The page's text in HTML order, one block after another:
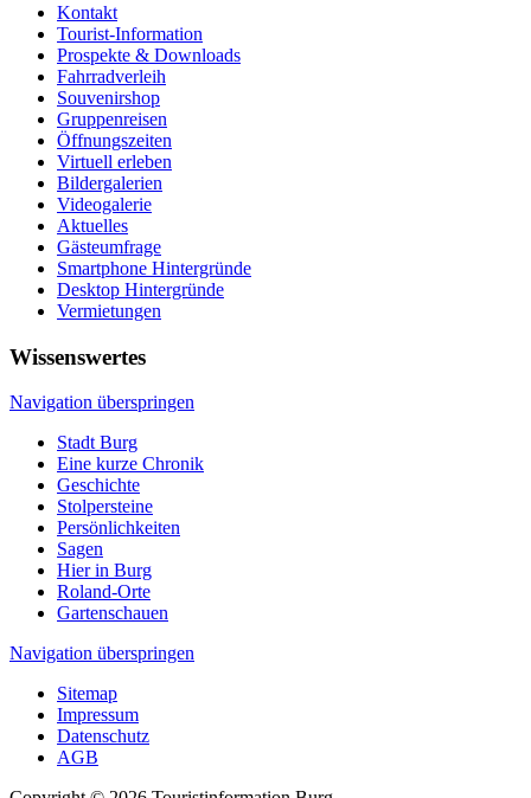
Kontakt
Tourist-Information
Prospekte & Downloads
Fahrradverleih
Souvenirshop
Gruppenreisen
Öffnungszeiten
Virtuell erleben
Bildergalerien
Videogalerie
Aktuelles
Gästeumfrage
Smartphone Hintergründe
Desktop Hintergründe
Vermietungen
Wissenswertes
Navigation überspringen
Stadt Burg
Eine kurze Chronik
Geschichte
Stolpersteine
Persönlichkeiten
Sagen
Hier in Burg
Roland-Orte
Gartenschauen
Navigation überspringen
Sitemap
Impressum
Datenschutz
AGB